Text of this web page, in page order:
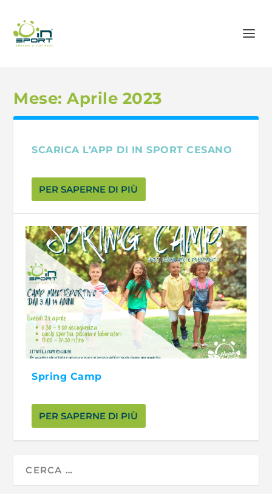
Mese:Aprile 2023
SCARICA L’APP DI IN SPORT CESANO
PER SAPERNE DI PIÙ
Spring Camp
PER SAPERNE DI PIÙ